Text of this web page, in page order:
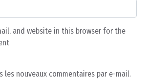
and website in this browser for the
les nouveaux commentaires par e-mail.